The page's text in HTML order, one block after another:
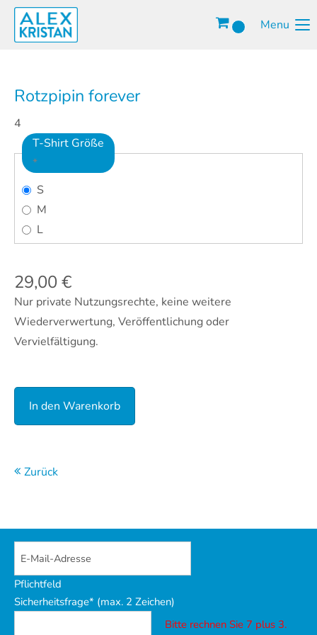
Menu
Rotzpipin forever
4
T-Shirt Größe
*
S
M
L
29,00 €
Nur private Nutzungsrechte, keine weitere
Wiederverwertung, Veröffentlichung oder
Vervielfältigung.
Zurück
Pflichtfeld
Sicherheitsfrage* (max. 2 Zeichen)
Bitte rechnen Sie 7 plus 3.